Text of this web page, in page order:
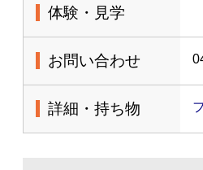
体験・見学
お問い合わせ
詳細・持ち物